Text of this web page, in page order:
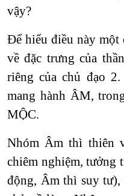
vậy?
Để hiểu điều này một
về đặc trưng của
riêng của chủ đạo
mang hành ÂM,
MỘC.
Nhóm Âm thì thiên
chiêm nghiệm, tưởng
động, Âm thì suy